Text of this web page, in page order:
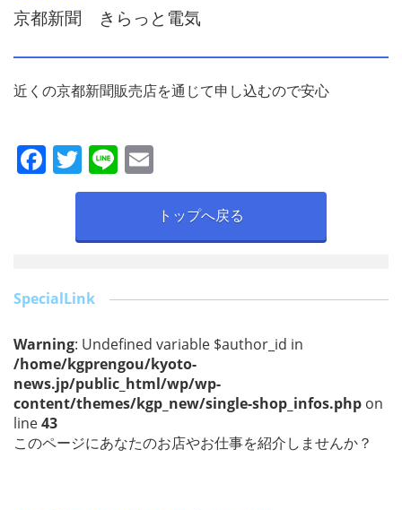
京都新聞 きらっと電気
近くの京都新聞販売店を通じて申し込むので安心
F
o
o
k
T
w
er
Li
n m
ai
l
トップへ戻る
SpecialLink
Warning: Undefined variable $author_id in
/home/kgprengou/kyoto-
news.jp/public_html/wp/wp-
content/themes/kgp_new/single-shop_infos.php on
line43
このページにあなたのお店やお仕事を紹介しませんか？